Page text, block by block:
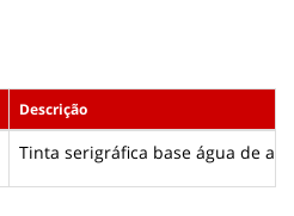
Descrição
Tinta serigráfica base água de